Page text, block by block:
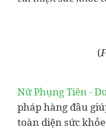
(
Nữ Phụng Tiên-
pháp hàng đầu
toàn diện sức